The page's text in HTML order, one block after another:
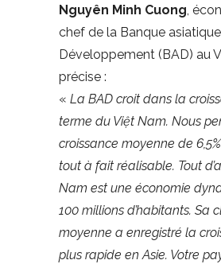
Nguyên Minh Cuong,
chef de la Banque
Développement (BAD) au
précise :
« La BAD croit dans la
terme du Việt Nam. Nous
croissance moyenne de
tout à fait réalisable. Tout
Nam est une économie
100 millions d’habitants. Sa
moyenne a enregistré la
plus rapide en Asie. Votre